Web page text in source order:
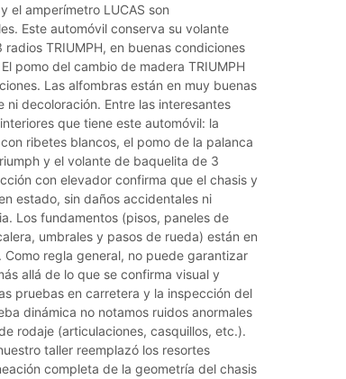
el amperímetro LUCAS son
Este automóvil conserva su volante
TRIUMPH, en buenas condiciones
pomo del cambio de madera TRIUMPH
Las alfombras están en muy buenas
ni decoloración. Entre las interesantes
que tiene este automóvil: la
ribetes blancos, el pomo de la palanca
y el volante de baquelita de 3
con elevador confirma que el chasis y
estado, sin daños accidentales ni
Los fundamentos (pisos, paneles de
umbrales y pasos de rueda) están en
Como regla general, no puede garantizar
allá de lo que se confirma visual y
pruebas en carretera y la inspección del
dinámica no notamos ruidos anormales
rodaje (articulaciones, casquillos, etc.).
taller reemplazó los resortes
completa de la geometría del chasis